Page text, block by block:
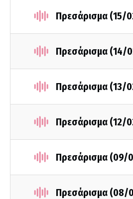
Πρεσάρισμα (15/
Πρεσάρισμα (14/
Πρεσάρισμα (13/
Πρεσάρισμα (12/
Πρεσάρισμα (09/
Πρεσάρισμα (08/